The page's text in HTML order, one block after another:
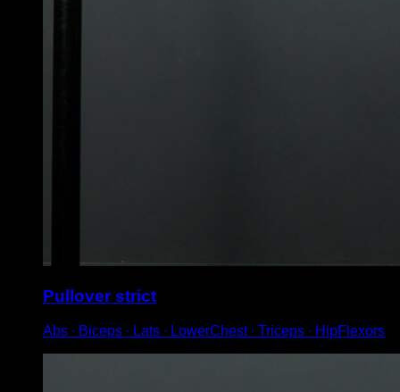
Pullover strict
Abs ∙ Biceps ∙ Lats ∙ LowerChest ∙ Triceps ∙ HipFlexors